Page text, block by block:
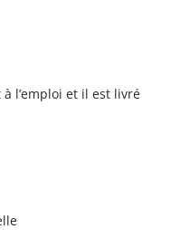
l’emploi et il est livré